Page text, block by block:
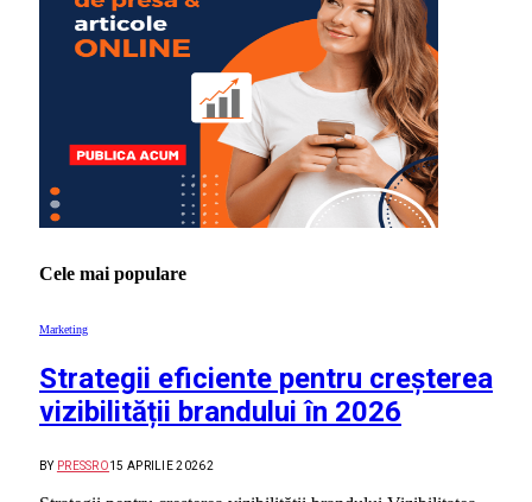
Cele mai populare
Marketing
Strategii eficiente pentru creșterea
vizibilității brandului în 2026
BY PRESSRO15 APRILIE 20262